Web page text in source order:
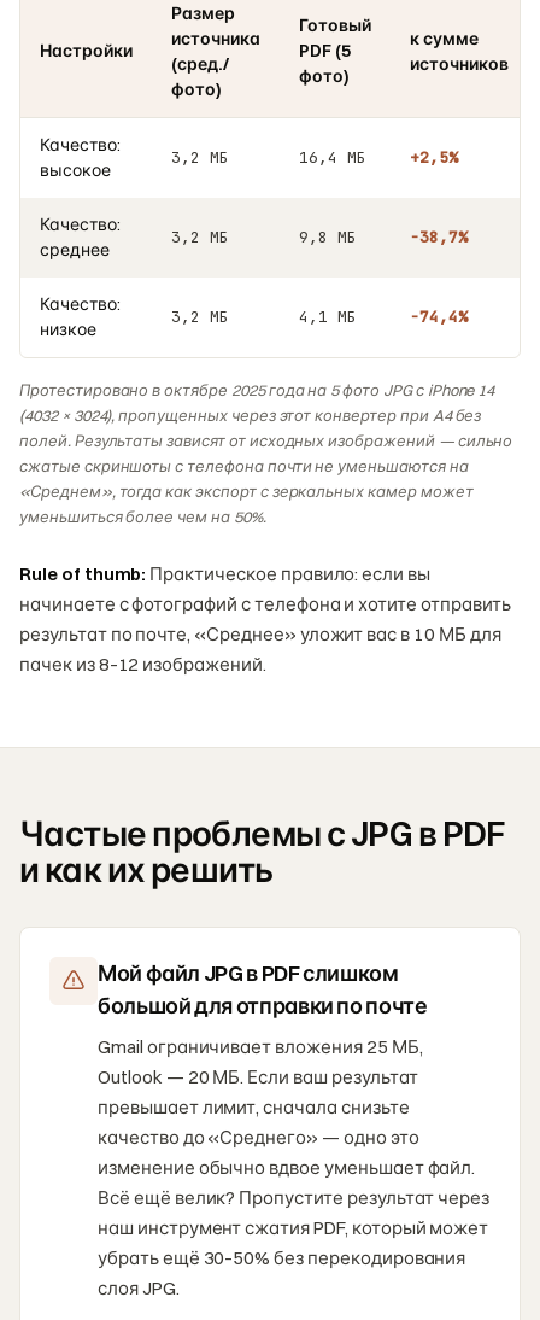
Настройки
Размер
источника
(сред./
фото)
Готовый
PDF (5
фото)
к сумме
источников
Качество:
высокое
3,2 МБ 16,4 МБ +2,5%
Качество:
среднее
3,2 МБ 9,8 МБ −38,7%
Качество:
низкое
3,2 МБ 4,1 МБ −74,4%
Протестировано в октябре 2025 года на 5 фото JPG с iPhone 14
(4032 × 3024), пропущенных через этот конвертер при A4 без
полей. Результаты зависят от исходных изображений — сильно
сжатые скриншоты с телефона почти не уменьшаются на
«Среднем», тогда как экспорт с зеркальных камер может
уменьшиться более чем на 50%.
Rule of thumb: Практическое правило: если вы
начинаете с фотографий с телефона и хотите отправить
результат по почте, «Среднее» уложит вас в 10 МБ для
пачек из 8–12 изображений.
Частые проблемы с JPG в PDF
и как их решить
Мой файл JPG в PDF слишком
большой для отправки по почте
Gmail ограничивает вложения 25 МБ,
Outlook — 20 МБ. Если ваш результат
превышает лимит, сначала снизьте
качество до «Среднего» — одно это
изменение обычно вдвое уменьшает файл.
Всё ещё велик? Пропустите результат через
наш инструмент сжатия PDF, который может
убрать ещё 30–50% без перекодирования
слоя JPG.